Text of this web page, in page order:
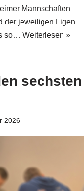
Mannschaften
der jeweiligen Ligen
so… Weiterlesen »
sechsten
2026